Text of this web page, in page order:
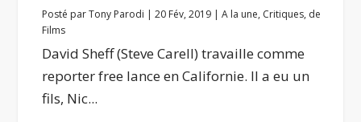
Posté parTony Parodi |20 Fév, 2019 |A la une, Critiques, de
Films
David Sheff (Steve Carell) travaille comme
reporter free lance en Californie. Il a eu un
fils, Nic...